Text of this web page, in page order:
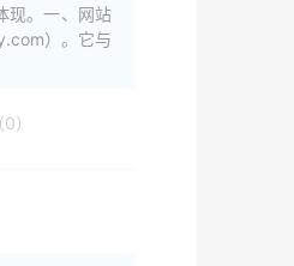
现。一、网站
）。它与
）